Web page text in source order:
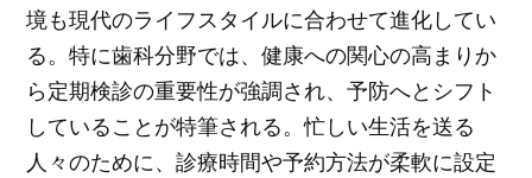
境も現代のライフスタイルに合わせて進化してい
る。特に歯科分野では、健康への関心の高まりか
ら定期検診の重要性が強調され、予防へとシフト
していることが特筆される。忙しい生活を送る
人々のために、診療時間や予約方法が柔軟に設定